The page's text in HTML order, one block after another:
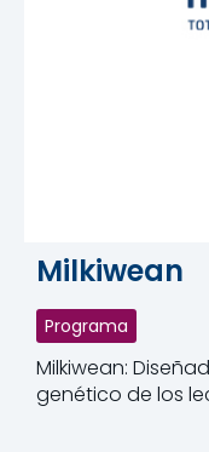
Milkiwean
Programa
Milkiwean:
genético de los